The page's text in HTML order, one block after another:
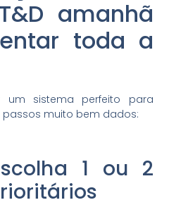
amanhã
toda a
um sistema perfeito para
passos muito bem dados:
1 ou 2